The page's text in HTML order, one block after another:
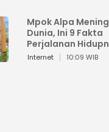
Mpok Alpa
Dunia, Ini 9 Fakta
Perjalanan
Viral hingga Puncak
Internet 10:09 WIB